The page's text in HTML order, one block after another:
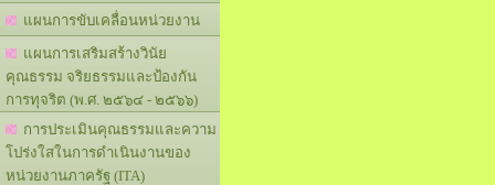
แผนการขับเคลื่อนหน่วยงาน
แผนการเสริมสร้างวินัย
คุณธรรม จริยธรรมและป้องกัน
การทุจริต (พ.ศ. ๒๕๖๔ - ๒๕๖๖)
การประเมินคุณธรรมและความ
โปร่งใสในการดำเนินงานของ
หน่วยงานภาครัฐ (ITA)